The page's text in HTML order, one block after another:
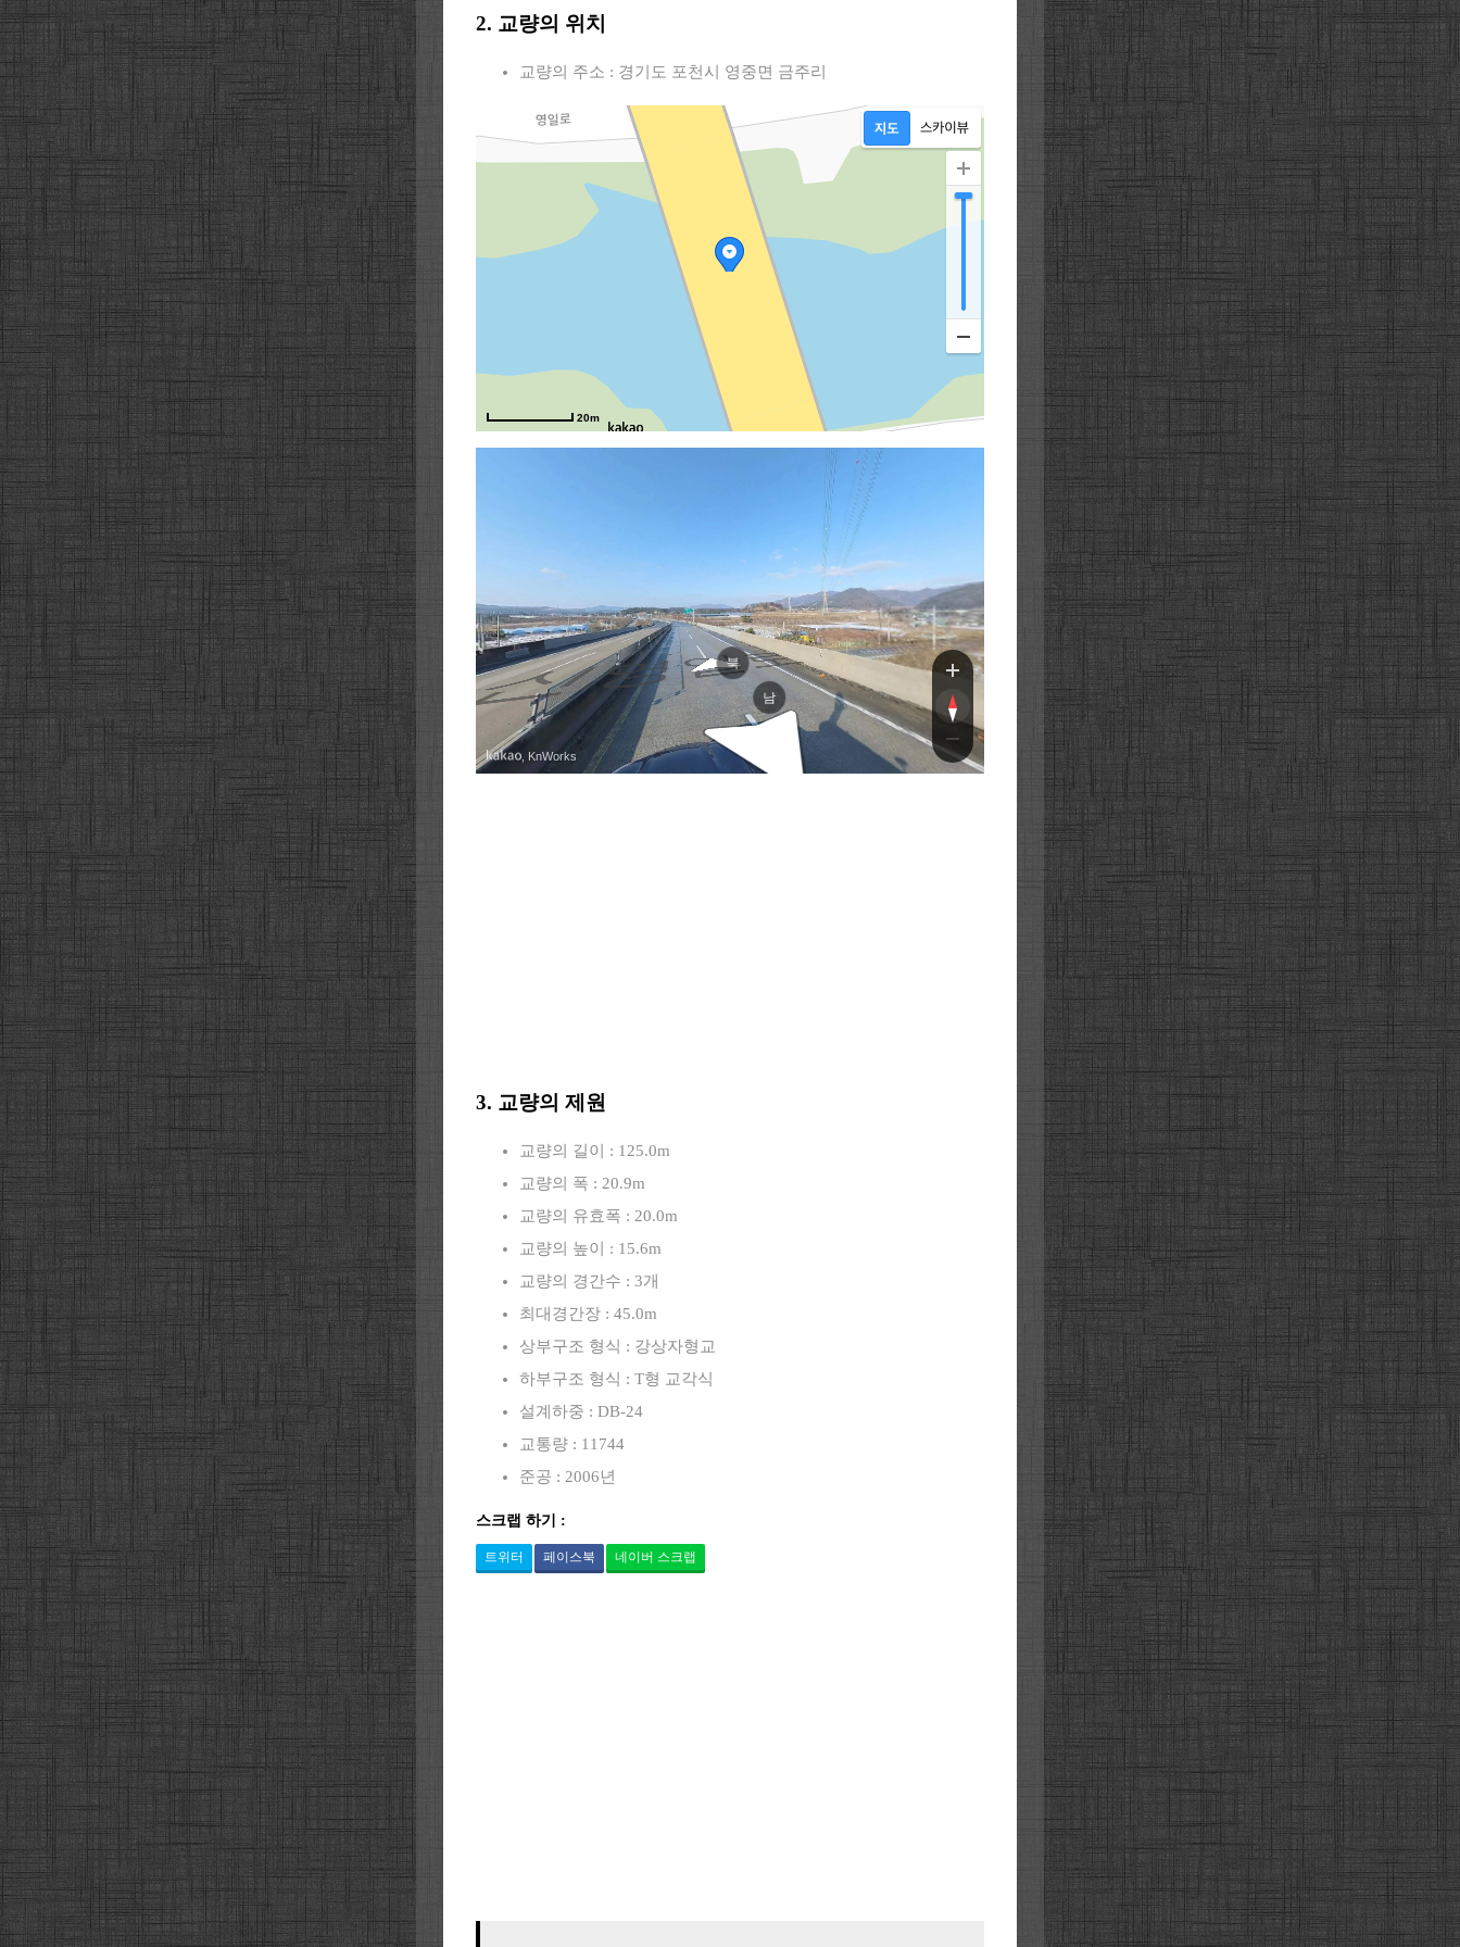
2. 교량의 위치
교량의 주소 : 경기도 포천시 영중면 금주리
20m
신영일로
신영일로
북
남
, KnWorks
3. 교량의 제원
교량의 길이 : 125.0m
교량의 폭 : 20.9m
교량의 유효폭 : 20.0m
교량의 높이 : 15.6m
교량의 경간수 : 3개
최대경간장 : 45.0m
상부구조 형식 : 강상자형교
하부구조 형식 : T형 교각식
설계하중 : DB-24
교통량 : 11744
준공 : 2006년
스크랩 하기 :
트위터 페이스북 네이버 스크랩